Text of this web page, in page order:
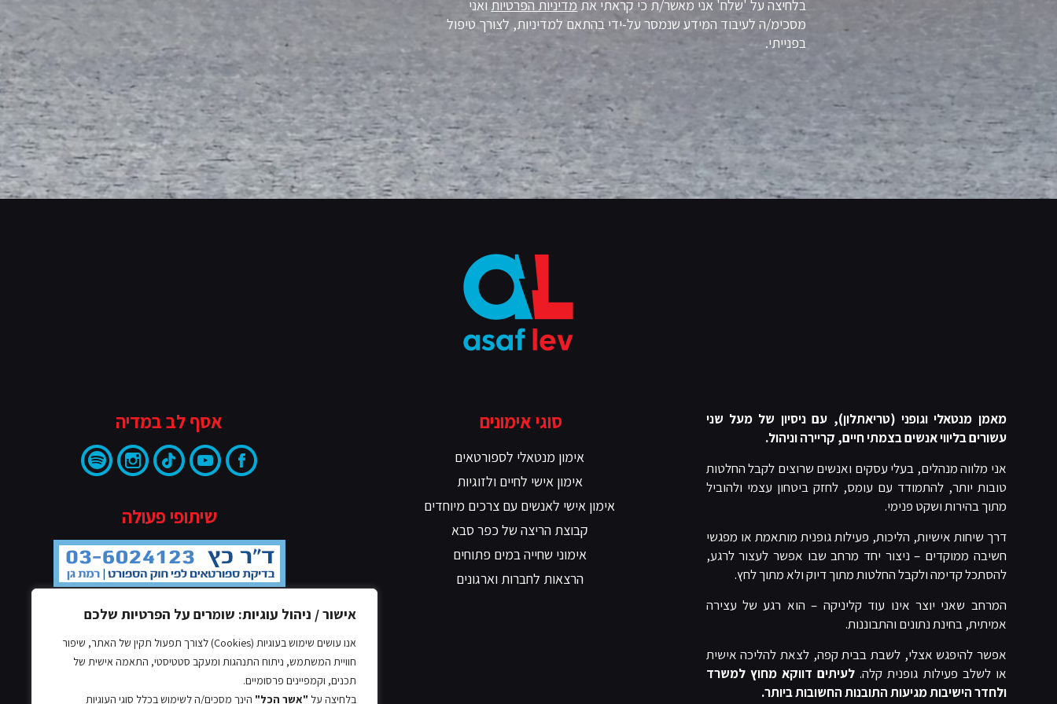
אישור / ניהול עוגיות: שומרים על הפרטיות שלכם
אנו עושים שימוש בעוגיות (Cookies) לצורך תפעול תקין של האתר, שיפור
חוויית המשתמש, ניתוח התנהגות ומעקב סטטיסטי, התאמה אישית של
תכנים, וקמפיינים פרסומיים.
בלחיצה על "אשר הכל" הינך מסכים/ה לשימוש בכלל סוגי העוגיות
בלחיצה על 'שלח' אני מאשר/ת כי קראתי אתמדיניות הפרטיות ואני
מסכימ/ה לעיבוד המידע שנמסר על-ידי בהתאם למדיניות, לצורך טיפול
בפנייתי.
מאמן מנטאלי וגופני (טריאתלון), עם ניסיון של מעל שני
עשורים בליווי אנשים בצמתי חיים, קריירה וניהול.
אני מלווה מנהלים, בעלי עסקים ואנשים שרוצים לקבל החלטות
טובות יותר, להתמודד עם עומס, לחזק ביטחון עצמי ולהוביל
מתוך בהירות ושקט פנימי.
דרך שיחות אישיות, הליכות, פעילות גופנית מותאמת או מפגשי
חשיבה ממוקדים – ניצור יחד מרחב שבו אפשר לעצור לרגע,
להסתכל קדימה ולקבל החלטות מתוך דיוק ולא מתוך לחץ.
המרחב שאני יוצר אינו עוד קליניקה – הוא רגע של עצירה
אמיתית, בחינת נתונים והתבוננות.
אפשר להיפגש אצלי, לשבת בבית קפה, לצאת להליכה אישית
או לשלב פעילות גופנית קלה. לעיתים דווקא מחוץ למשרד
ולחדר הישיבות מגיעות התובנות החשובות ביותר.
סוגי אימונים
אימון מנטאלי לספורטאים
אימון אישי לחיים ולזוגיות
אימון אישי לאנשים עם צרכים מיוחדים
קבוצת הריצה של כפר סבא
אימוני שחייה במים פתוחים
הרצאות לחברות וארגונים
אסף לב במדיה
שיתופי פעולה